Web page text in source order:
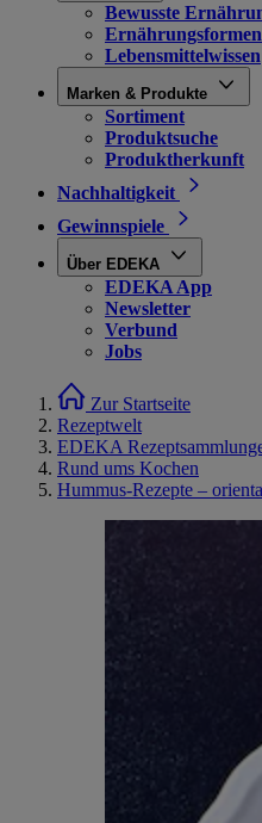
Bewusste
Ernährungsformen
Lebensmittelwissen
Marken & Produkte
Sortiment
Produktsuche
Produktherkunft
Nachhaltigkeit
Gewinnspiele
Über EDEKA
EDEKA App
Newsletter
Verbund
Jobs
Zur Startseite
Rezeptwelt
EDEKA
Rund ums Kochen
Hummus-Rezepte –